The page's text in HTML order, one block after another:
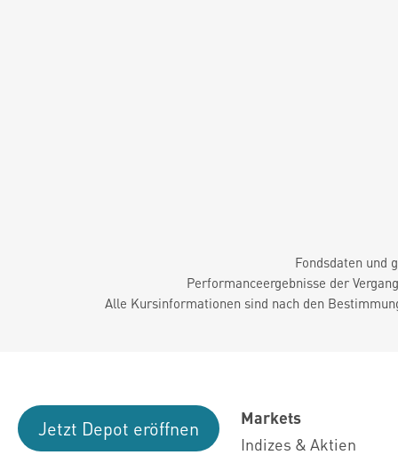
Fondsdaten und
Performanceergebnisse der
Alle Kursinformationen sind nach den
Jetzt Depot eröffnen
Markets
Indizes & Aktien